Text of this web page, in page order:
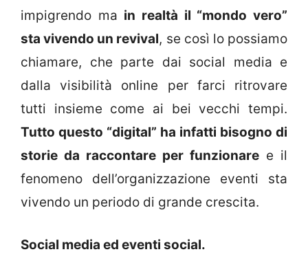
impigrendo ma in realtà il “mondo vero”
sta vivendo un revival, se così lo possiamo
chiamare, che parte dai social media e
dalla visibilità online per farci ritrovare
tutti insieme come ai bei vecchi tempi.
Tutto questo “digital” ha infatti bisogno di
storie da raccontare per funzionare e il
fenomeno dell’organizzazione eventi sta
vivendo un periodo di grande crescita.
Social media ed eventi social.